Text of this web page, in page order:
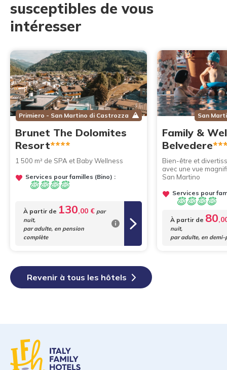
susceptibles de vous
intéresser
Primiero - San Martino di Castrozza
Brunet The Dolomites
Resort****
1 500 m² de SPA et Baby Wellness
Services pour familles (Bino) :
À partir de 130,00 € par
nuit,
par adulte, en pension
complète
San
Family &
Belvedere
Bien-être et
avec une vue
San Martino
Services pour
À partir de 80
nuit,
par adulte, en demi-
Revenir à tous les hôtels